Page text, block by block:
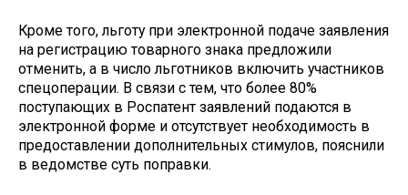
Кроме того, льготу при электронной подаче заявления
на регистрацию товарного знака предложили
отменить, а в число льготников включить участников
спецоперации. В связи с тем, что более 80%
поступающих в Роспатент заявлений подаются ‎в
электронной форме и отсутствует необходимость в
предоставлении дополнительных стимулов, пояснили
в ведомстве суть поправки.